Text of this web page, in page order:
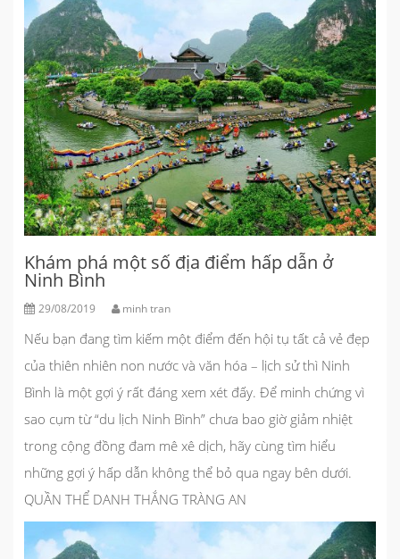
Khám phá một số địa điểm hấp dẫn ở
Ninh Bình
29/08/2019 minh tran
Nếu bạn đang tìm kiếm một điểm đến hội tụ tất cả vẻ đẹp
của thiên nhiên non nước và văn hóa – lịch sử thì Ninh
Bình là một gợi ý rất đáng xem xét đấy. Để minh chứng vì
sao cụm từ “du lịch Ninh Bình” chưa bao giờ giảm nhiệt
trong cộng đồng đam mê xê dịch, hãy cùng tìm hiểu
những gợi ý hấp dẫn không thể bỏ qua ngay bên dưới.
QUẦN THỂ DANH THẮNG TRÀNG AN